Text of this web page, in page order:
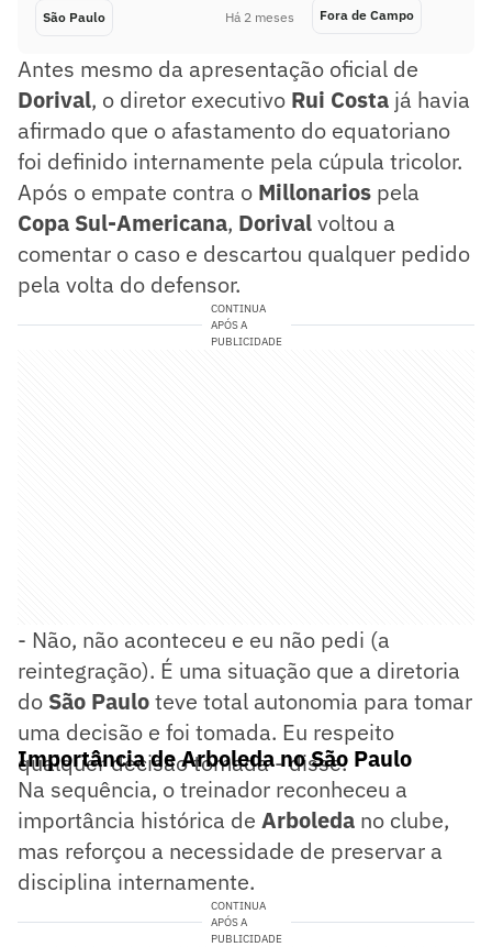
São Paulo Há 2 meses Fora de Campo
Antes mesmo da apresentação oficial de
Dorival, o diretor executivo Rui Costa já havia
afirmado que o afastamento do equatoriano
foi definido internamente pela cúpula tricolor.
Após o empate contra o Millonarios pela
Copa Sul-Americana, Dorivalvoltou a
comentar o caso e descartou qualquer pedido
pela volta do defensor.
CONTINUA
APÓS A
PUBLICIDADE
- Não, não aconteceu e eu não pedi (a
reintegração). É uma situação que a diretoria
do São Pauloteve total autonomia para tomar
uma decisão e foi tomada. Eu respeito
qualquer decisão tomada - disse.
Importância de Arboleda no São Paulo
Na sequência, o treinador reconheceu a
importância histórica de Arboleda no clube,
mas reforçou a necessidade de preservar a
disciplina internamente.
CONTINUA
APÓS A
PUBLICIDADE